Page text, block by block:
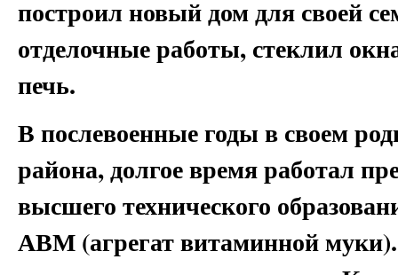
построил новый дом для своей
отделочные работы, стеклил
печь.
В послевоенные годы в своем
района, долгое время работал
высшего технического
АВМ (агрегат витаминной